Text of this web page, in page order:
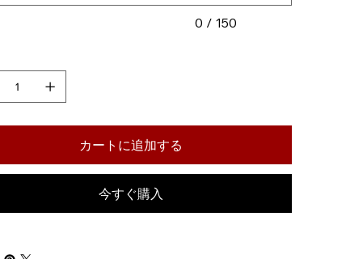
0 / 150
カートに追加する
今すぐ購入